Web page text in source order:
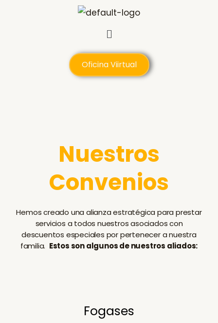
Menú
Oficina Viirtual
Nuestros
Convenios
Hemos creado una alianza estratégica para prestar
servicios a todos nuestros asociados con
descuentos especiales por pertenecer a nuestra
familia. Estos son algunos de nuestros aliados:
Fogases